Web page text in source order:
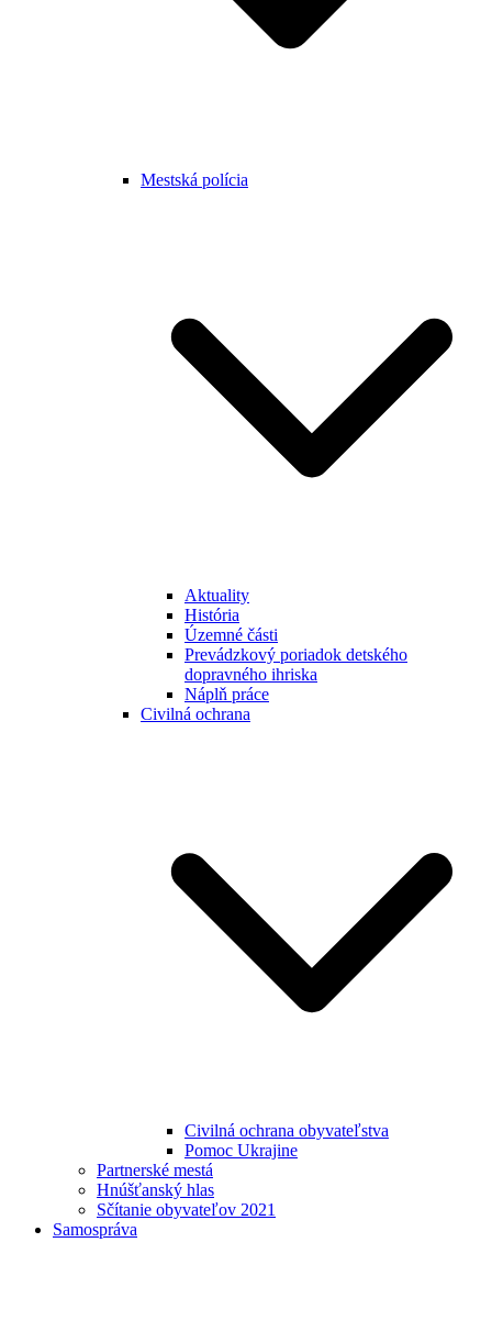
Mestská polícia
Aktuality
História
Územné části
Prevádzkový poriadok detského
dopravného ihriska
Náplň práce
Civilná ochrana
Civilná ochrana obyvateľstva
Pomoc Ukrajine
Partnerské mestá
Hnúšťanský hlas
Sčítanie obyvateľov 2021
Samospráva